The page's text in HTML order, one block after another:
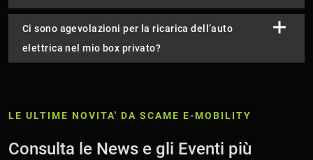
Ci sono agevolazioni per la ricarica dell’auto
elettrica nel mio box privato?
LE ULTIME NOVITA' DA SCAME E-MOBILITY
Consulta le News e gli Eventi più